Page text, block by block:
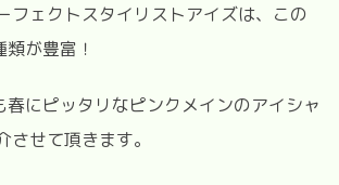
フェクトスタイリストアイズは、この
が豊富！
春にピッタリなピンクメインのアイシャ
せて頂きます。